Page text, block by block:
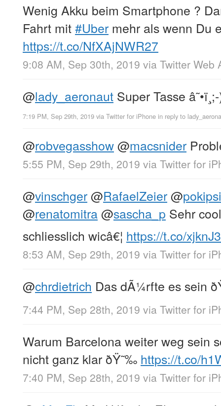
Wenig Akku beim Smartphone ?
Fahrt mit#Uber mehr als wenn Du
https://t.co/NfXAjNWR27
9:08 AM, Sep 30th, 2019 via Twitter Web
@lady_aeronaut Super Tasse
7:19 PM, Sep 29th, 2019 via Twitter for iPhone in reply to
@robvegasshow@macsnider
5:55 PM, Sep 29th, 2019 via Twitter for
@vinschger@RafaelZeier@
@renatomitra@sascha_p Sehr cool
schliesslich wicâ€¦ https://t.co/
8:53 AM, Sep 29th, 2019 via Twitter for
@chrdietrich Das dÃ¼rfte es sein
7:44 PM, Sep 28th, 2019 via Twitter for
Warum Barcelona weiter weg sein
nicht ganz klar ðŸ˜‰ https://t.co/
7:40 PM, Sep 28th, 2019 via Twitter for